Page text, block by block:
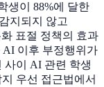
생이 88%에 달한
지되지 않고
표절 정책의 효과
AI 이후 부정행위가
사이 AI 관련 학생
우선 접근법에서